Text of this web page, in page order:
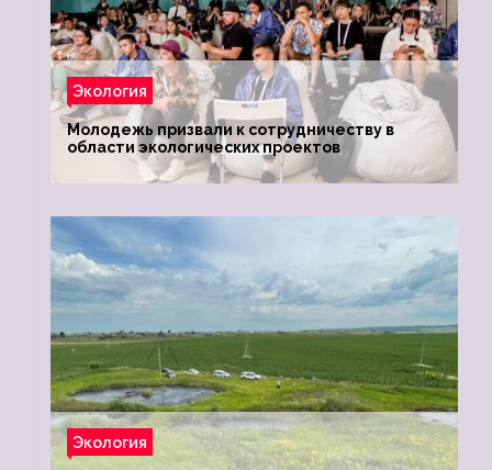
Экология
Молодежь призвали к сотрудничеству в
области экологических проектов
Экология